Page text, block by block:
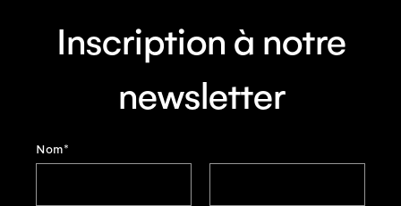
Inscription à notre
newsletter
Nom*